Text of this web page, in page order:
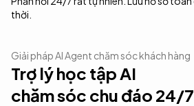
thời.
Giải pháp AI Agent chăm sóc khách hàng
Trợ lý học tập AI
chăm sóc chu đáo 24/7